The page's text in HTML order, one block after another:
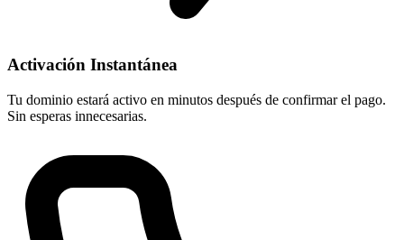
Activación Instantánea
Tu dominio estará activo en minutos después de confirmar el pago.
Sin esperas innecesarias.